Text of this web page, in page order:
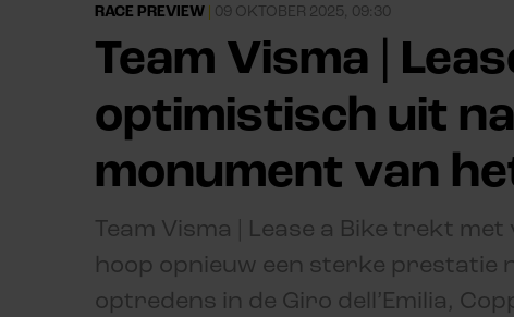
RACE PREVIEW | 09 OKTOBER 2025, 09:30
Team Visma |
optimistisch uit
monument van
Team Visma | Lease a Bike trekt
hoop opnieuw een sterke prestatie
optredens in de Giro dell’Emilia,